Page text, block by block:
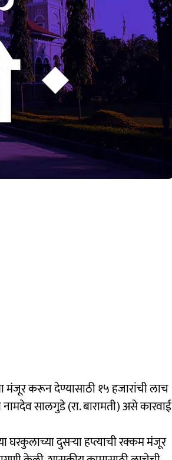
मंजूर करून देण्यासाठी १५ हजारांची लाच
सालगुडे (रा. बारामती) असे कारवाई
घरकुलाच्या दुसऱ्या हप्त्याची रक्कम मंजूर